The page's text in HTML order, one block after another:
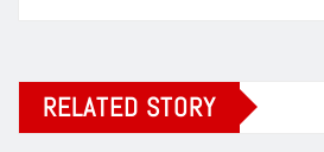
RELATED STORY